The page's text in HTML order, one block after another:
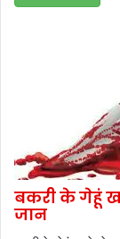
बकरी के गेहूं
जान